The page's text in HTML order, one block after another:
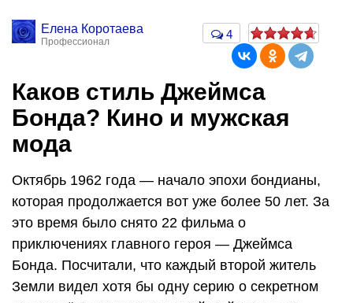
Елена Коротаева
Профессионал
4
Каков стиль Джеймса
Бонда? Кино и мужская
мода
Октябрь 1962 года — начало эпохи бондианы,
которая продолжается вот уже более 50 лет. За
это время было снято 22 фильма о
приключениях главного героя — Джеймса
Бонда. Посчитали, что каждый второй житель
Земли видел хотя бы одну серию о секретном